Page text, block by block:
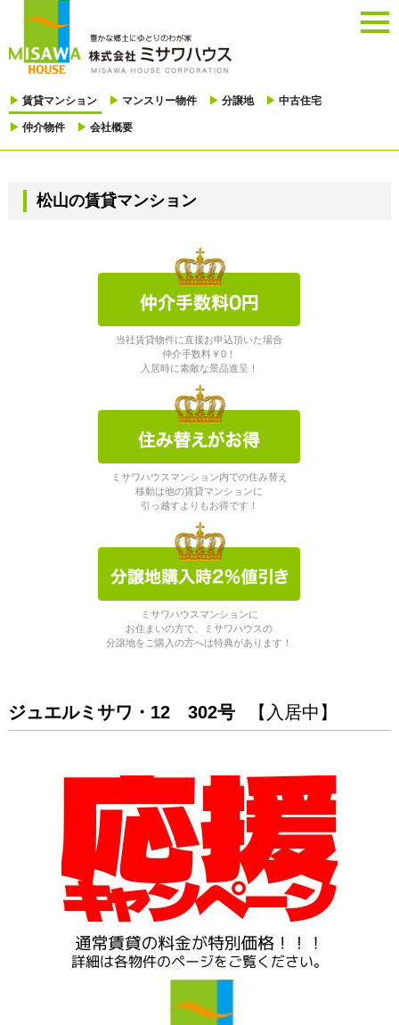
▶ 賃貸マンション ▶ マンスリー物件 ▶ 分譲地 ▶ 中古住宅
▶ 仲介物件 ▶ 会社概要
松山の賃貸マンション
当社賃貸物件に直接お申込頂いた場合
仲介手数料￥0！
入居時に素敵な景品進呈！
ミサワハウスマンション内での住み替え
移動は他の賃貸マンションに
引っ越すよりもお得です！
ミサワハウスマンションに
お住まいの方で、ミサワハウスの
分譲地をご購入の方へは特典があります！
ジュエルミサワ・12 302号 【入居中】